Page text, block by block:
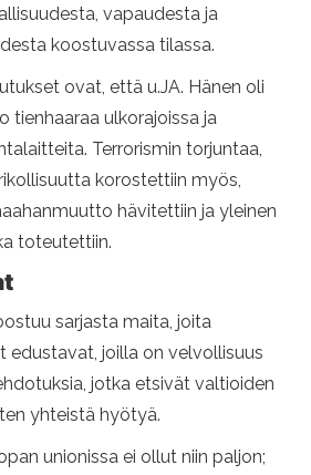
vapaudesta ja
koostuvassa tilassa.
ovat, että u.JA. Hänen oli
tienhaaraa ulkorajoissa ja
Terrorismin torjuntaa,
korostettiin myös,
hävitettiin ja yleinen
toteutettiin.
sarjasta maita, joita
edustavat, joilla on velvollisuus
jotka etsivät valtioiden
yhteistä hyötyä.
unionissa ei ollut niin paljon;